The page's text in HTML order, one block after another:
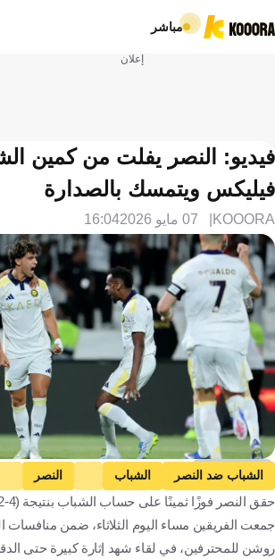
مباشر
إعلان
فيديو: النصر يفلت من كمين
فيليكس ويتمسك بالصدارة
KOOORA 07 مايو 2026 16:04
Getty Images
الشباب ضد النصر الشباب
النصر
دوري روشن السعودي
جورج جيسوس
المملكة العربية السعودية
البرتغال كرة قدم
روشن للمحترفين، في لقاء شهد إثارة كبيرة حتى